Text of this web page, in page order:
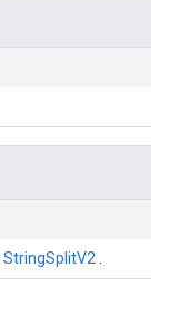
StringSplitV2